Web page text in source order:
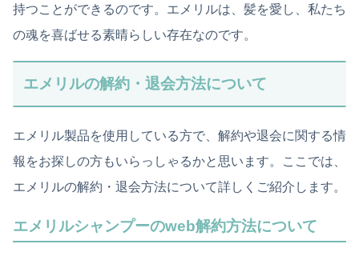
持つことができるのです。エメリルは、髪を愛し、私たち
の魂を喜ばせる素晴らしい存在なのです。
エメリルの解約・退会方法について
エメリル製品を使用している方で、解約や退会に関する情
報をお探しの方もいらっしゃるかと思います。ここでは、
エメリルの解約・退会方法について詳しくご紹介します。
エメリルシャンプーのweb解約方法について